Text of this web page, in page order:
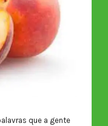
que a gente